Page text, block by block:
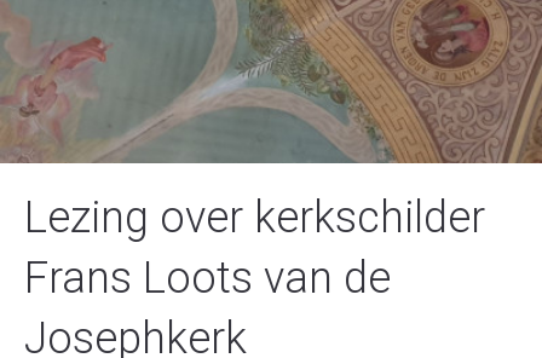
Lezing over kerkschilder
Frans Loots van de
Josephkerk